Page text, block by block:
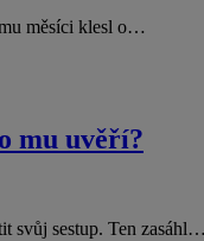
měsíci klesl o…
mu uvěří?
svůj sestup. Ten